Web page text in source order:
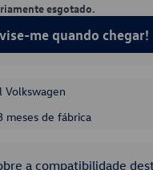
esgotado.
me quando chegar!
Volkswagen
meses de fábrica
a compatibilidade